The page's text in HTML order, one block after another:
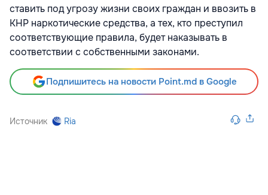
ставить под угрозу жизни своих граждан и ввозить в
КНР наркотические средства, а тех, кто преступил
соответствующие правила, будет наказывать в
соответствии с собственными законами.
Подпишитесь на новости Point.md в Google
Источник Ria